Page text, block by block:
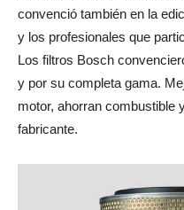
convenció también en la
y los profesionales que
Los filtros Bosch
y por su completa gama.
motor, ahorran combustible
fabricante.